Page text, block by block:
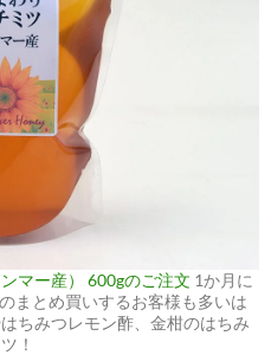
マー産） 600gのご注文 1か月に
まとめ買いするお客様も多いは
ちみつレモン酢、金柑のはちみ
！